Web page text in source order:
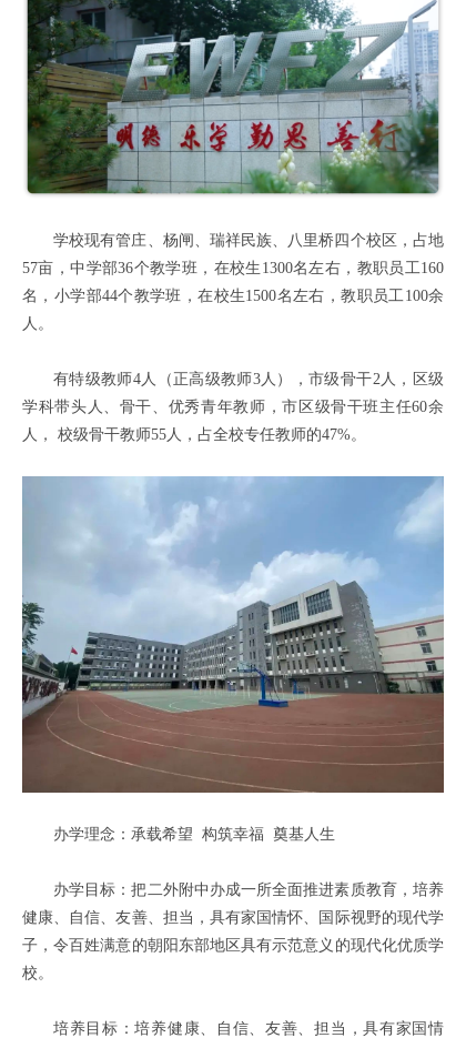
学校现有管庄、杨闸、瑞祥民族、八里桥四个校区，占地
57亩，中学部36个教学班，在校生1300名左右，教职员工160
名，小学部44个教学班，在校生1500名左右，教职员工100余
人。
有特级教师4人（正高级教师3人），市级骨干2人，区级
学科带头人、骨干、优秀青年教师，市区级骨干班主任60余
人， 校级骨干教师55人，占全校专任教师的47%。
办学理念：承载希望 构筑幸福 奠基人生
办学目标：把二外附中办成一所全面推进素质教育，培养
健康、自信、友善、担当，具有家国情怀、国际视野的现代学
子，令百姓满意的朝阳东部地区具有示范意义的现代化优质学
校。
培养目标：培养健康、自信、友善、担当，具有家国情